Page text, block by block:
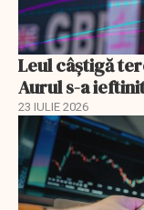
Leul câștigă
Aurul s-a
23 IULIE 2026